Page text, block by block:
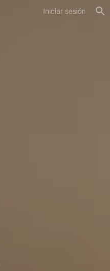
Iniciar sesión